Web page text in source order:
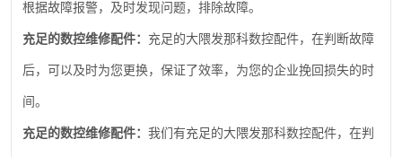
根据故障报警，及时发现问题，排除故障。
充足的数控维修配件： 充足的大隈发那科数控配件，在判断故障
后，可以及时为您更换，保证了效率，为您的企业挽回损失的时
间。
充足的数控维修配件： 我们有充足的大隈发那科数控配件，在判